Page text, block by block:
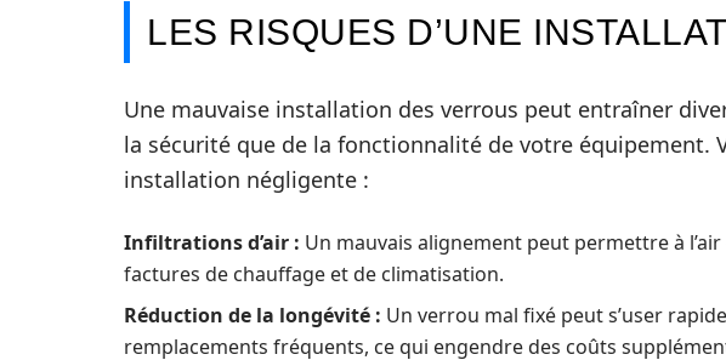
LES RISQUES D’UNE
Une mauvaise installation des verrous peut entraîner
la sécurité que de la fonctionnalité de votre équipement.
installation négligente :
Infiltrations d’air : Un mauvais alignement peut permettre à
factures de chauffage et de climatisation.
Réduction de la longévité : Un verrou mal fixé peut s’user
remplacements fréquents, ce qui engendre des coûts